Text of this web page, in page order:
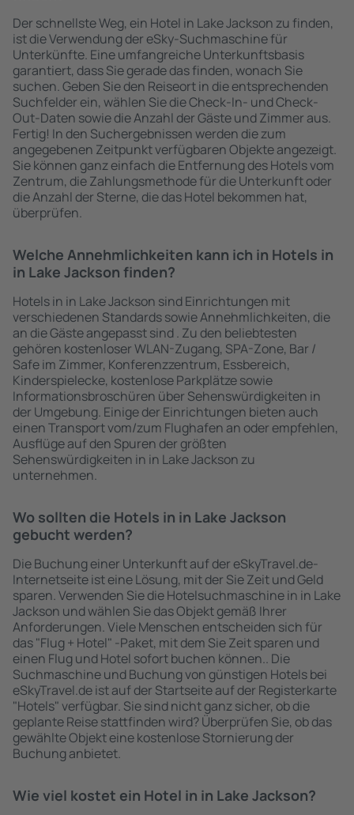
Der schnellste Weg, ein Hotel in Lake Jackson zu finden,
ist die Verwendung der eSky-Suchmaschine für
Unterkünfte. Eine umfangreiche Unterkunftsbasis
garantiert, dass Sie gerade das finden, wonach Sie
suchen. Geben Sie den Reiseort in die entsprechenden
Suchfelder ein, wählen Sie die Check-In- und Check-
Out-Daten sowie die Anzahl der Gäste und Zimmer aus.
Fertig! In den Suchergebnissen werden die zum
angegebenen Zeitpunkt verfügbaren Objekte angezeigt.
Sie können ganz einfach die Entfernung des Hotels vom
Zentrum, die Zahlungsmethode für die Unterkunft oder
die Anzahl der Sterne, die das Hotel bekommen hat,
überprüfen.
Welche Annehmlichkeiten kann ich in Hotels in
in Lake Jackson finden?
Hotels in in Lake Jackson sind Einrichtungen mit
verschiedenen Standards sowie Annehmlichkeiten, die
an die Gäste angepasst sind . Zu den beliebtesten
gehören kostenloser WLAN-Zugang, SPA-Zone, Bar /
Safe im Zimmer, Konferenzzentrum, Essbereich,
Kinderspielecke, kostenlose Parkplätze sowie
Informationsbroschüren über Sehenswürdigkeiten in
der Umgebung. Einige der Einrichtungen bieten auch
einen Transport vom/zum Flughafen an oder empfehlen,
Ausflüge auf den Spuren der größten
Sehenswürdigkeiten in in Lake Jackson zu
unternehmen.
Wo sollten die Hotels in in Lake Jackson
gebucht werden?
Die Buchung einer Unterkunft auf der eSkyTravel.de-
Internetseite ist eine Lösung, mit der Sie Zeit und Geld
sparen. Verwenden Sie die Hotelsuchmaschine in in Lake
Jackson und wählen Sie das Objekt gemäß Ihrer
Anforderungen. Viele Menschen entscheiden sich für
das "Flug + Hotel" -Paket, mit dem Sie Zeit sparen und
einen Flug und Hotel sofort buchen können.. Die
Suchmaschine und Buchung von günstigen Hotels bei
eSkyTravel.de ist auf der Startseite auf der Registerkarte
"Hotels" verfügbar. Sie sind nicht ganz sicher, ob die
geplante Reise stattfinden wird? Überprüfen Sie, ob das
gewählte Objekt eine kostenlose Stornierung der
Buchung anbietet.
Wie viel kostet ein Hotel in in Lake Jackson?